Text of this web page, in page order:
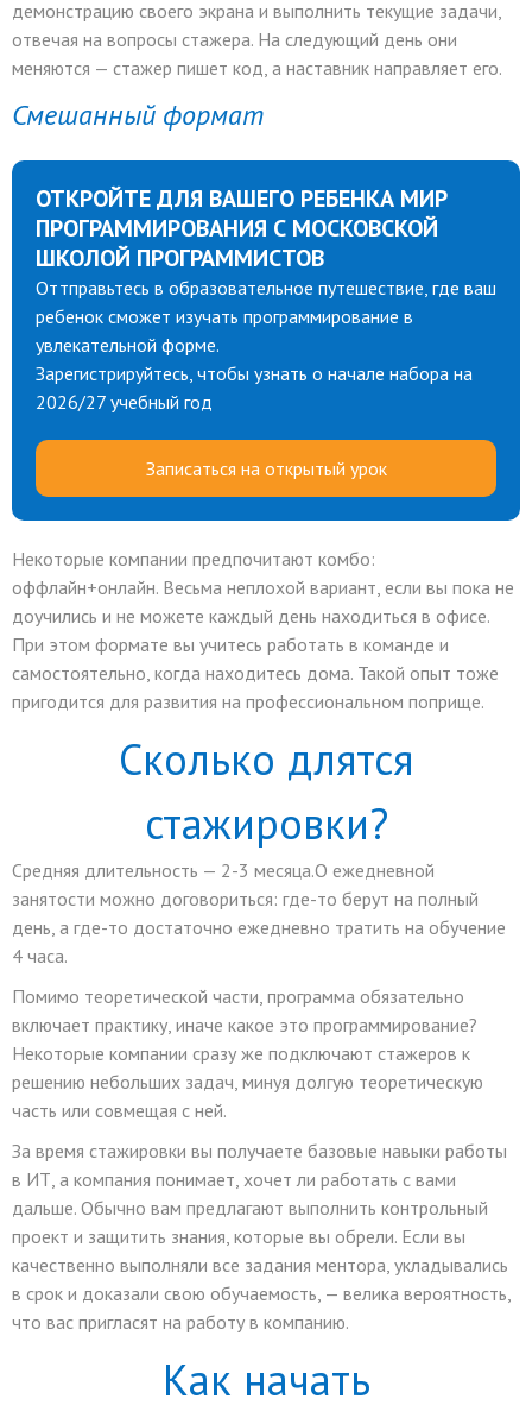
демонстрацию своего экрана и выполнить текущие задачи,
отвечая на вопросы стажера. На следующий день они
меняются — стажер пишет код, а наставник направляет его.
Смешанный формат
ОТКРОЙТЕ ДЛЯ ВАШЕГО РЕБЕНКА МИР
ПРОГРАММИРОВАНИЯ С МОСКОВСКОЙ
ШКОЛОЙ ПРОГРАММИСТОВ
Оттправьтесь в образовательное путешествие, где ваш
ребенок сможет изучать программирование в
увлекательной форме.
Зарегистрируйтесь, чтобы узнать о начале набора на
2026/27 учебный год
Записаться на открытый урок
Некоторые компании предпочитают комбо:
оффлайн+онлайн. Весьма неплохой вариант, если вы пока не
доучились и не можете каждый день находиться в офисе.
При этом формате вы учитесь работать в команде и
самостоятельно, когда находитесь дома. Такой опыт тоже
пригодится для развития на профессиональном поприще.
Сколько длятся
стажировки?
Средняя длительность — 2-3 месяца.О ежедневной
занятости можно договориться: где-то берут на полный
день, а где-то достаточно ежедневно тратить на обучение
4 часа.
Помимо теоретической части, программа обязательно
включает практику, иначе какое это программирование?
Некоторые компании сразу же подключают стажеров к
решению небольших задач, минуя долгую теоретическую
часть или совмещая с ней.
За время стажировки вы получаете базовые навыки работы
в ИТ, а компания понимает, хочет ли работать с вами
дальше. Обычно вам предлагают выполнить контрольный
проект и защитить знания, которые вы обрели. Если вы
качественно выполняли все задания ментора, укладывались
в срок и доказали свою обучаемость, — велика вероятность,
что вас пригласят на работу в компанию.
Как начать